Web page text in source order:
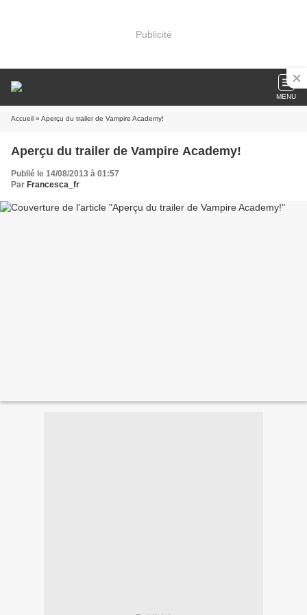
Publicité
MENU
Accueil » Aperçu du trailer de Vampire Academy!
Aperçu du trailer de Vampire Academy!
Publié le 14/08/2013 à 01:57
Par Francesca_fr